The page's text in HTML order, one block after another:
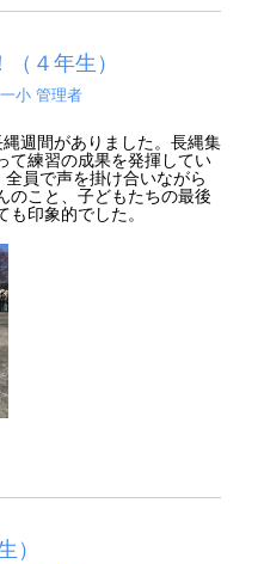
４年生）
小 管理者
週間がありました。長縄集
て練習の成果を発揮してい
員で声を掛け合いながら
のこと、子どもたちの最後
も印象的でした。
）